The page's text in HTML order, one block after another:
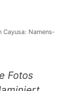
Cayu­sa: Namens­
Fotos